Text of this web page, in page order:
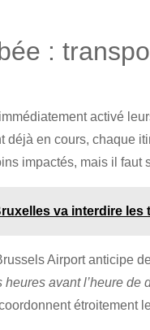
:
activé
déjà en cours, chaque
impactés, mais il faut
va interdire
Airport anticipe
heures avant l’heure de
étroitement